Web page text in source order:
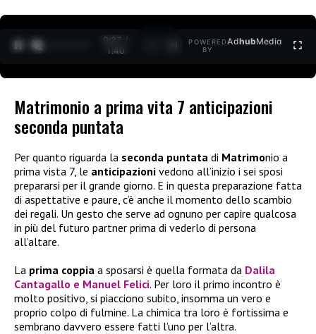
0:27 /
1:40
POWERED
BY
AdhubMedia
Matrimonio a prima vita 7 anticipazioni
seconda puntata
Per quanto riguarda la seconda puntata di Matrimonio a
prima vista 7, le anticipazioni vedono all’inizio i sei sposi
prepararsi per il grande giorno. E in questa preparazione fatta
di aspettative e paure, c’è anche il momento dello scambio
dei regali. Un gesto che serve ad ognuno per capire qualcosa
in più del futuro partner prima di vederlo di persona
all’altare.
La prima coppia a sposarsi è quella formata da Dalila
Cantagallo e Manuel Felici. Per loro il primo incontro è
molto positivo, si piacciono subito, insomma un vero e
proprio colpo di fulmine. La chimica tra loro è fortissima e
sembrano davvero essere fatti l’uno per l’altra.